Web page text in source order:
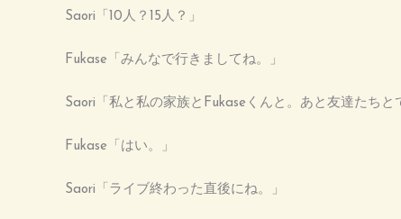
Saori「10人？15人？」
Fukase「みんなで行きましてね。」
Saori「私と私の家族とFukaseくんと。あと友達たちと
Fukase「はい。」
Saori「ライブ終わった直後にね。」